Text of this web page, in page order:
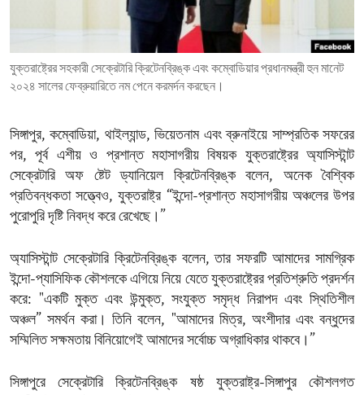
ENVIRONMENT AND HEALTH
IDEALS AND INSTITUTIONS
যুক্তরাষ্ট্রের সহকারী সেক্রেটারি ক্রিটেনব্রিঙ্ক এবং কম্বোডিয়ার প্রধানমন্ত্রী হুন মানেট
২০২৪ সালের ফেব্রুয়ারিতে নম পেনে করমর্দন করছেন।
সিঙ্গাপুর, কম্বোডিয়া, থাইল্যান্ড, ভিয়েতনাম এবং ব্রুনাইয়ে সাম্প্রতিক সফরের
পর, পূর্ব এশীয় ও প্রশান্ত মহাসাগরীয় বিষয়ক যুক্তরাষ্ট্রের অ্যাসিস্টান্ট
সেক্রেটারি অফ ষ্টেট ড্যানিয়েল ক্রিটেনব্রিঙ্ক বলেন, অনেক বৈশ্বিক
প্রতিবন্ধকতা সত্ত্বেও, যুক্তরাষ্ট্র “ইন্দো-প্রশান্ত মহাসাগরীয় অঞ্চলের উপর
পুরোপুরি দৃষ্টি নিবদ্ধ করে রেখেছে।”
অ্যাসিস্টান্ট সেক্রেটারি ক্রিটেনব্রিঙ্ক বলেন, তার সফরটি আমাদের সামগ্রিক
ইন্দো-প্যাসিফিক কৌশলকে এগিয়ে নিয়ে যেতে যুক্তরাষ্ট্রের প্রতিশ্রুতি প্রদর্শন
করে: "একটি মুক্ত এবং উন্মুক্ত, সংযুক্ত সমৃদ্ধ নিরাপদ এবং স্থিতিশীল
অঞ্চল” সমর্থন করা। তিনি বলেন, "আমাদের মিত্র, অংশীদার এবং বন্ধুদের
সম্মিলিত সক্ষমতায় বিনিয়োগেই আমাদের সর্বোচ্চ অগ্রাধিকার থাকবে।”
সিঙ্গাপুরে সেক্রেটারি ক্রিটেনব্রিঙ্ক ষষ্ঠ যুক্তরাষ্ট্র-সিঙ্গাপুর কৌশলগত